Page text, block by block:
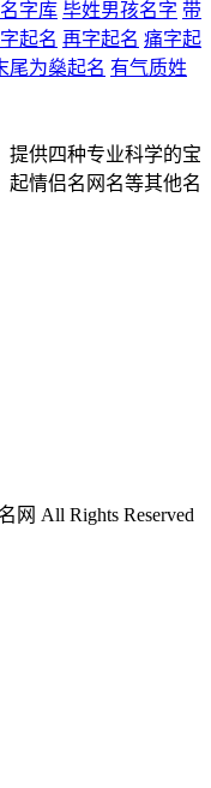
字库 毕姓男孩名字 带
起名 再字起名 痛字起
尾为燊起名 有气质姓
提供四种专业科学的宝
起情侣名网名等其他名
网 All Rights Reserved